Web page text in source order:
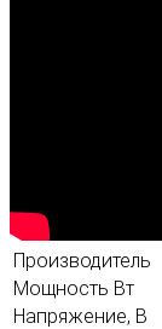
Производитель
Мощность Вт
Напряжение, В